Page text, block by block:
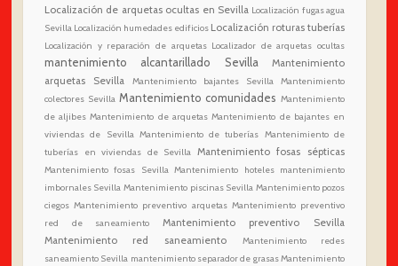
Localización de arquetas ocultas en Sevilla Localización fugas agua
Sevilla Localización humedades edificios Localización roturas tuberías
Localización y reparación de arquetas Localizador de arquetas ocultas
mantenimiento alcantarillado Sevilla
Mantenimiento
arquetas Sevilla
Mantenimiento bajantes Sevilla
Mantenimiento
colectores Sevilla Mantenimiento comunidades Mantenimiento
de aljibes Mantenimiento de arquetas Mantenimiento de bajantes en
viviendas de Sevilla Mantenimiento de tuberías Mantenimiento de
tuberías en viviendas de Sevilla Mantenimiento fosas sépticas
Mantenimiento fosas Sevilla Mantenimiento hoteles mantenimiento
imbornales Sevilla Mantenimiento piscinas Sevilla Mantenimiento pozos
ciegos Mantenimiento preventivo arquetas Mantenimiento preventivo
red de saneamiento
Mantenimiento preventivo Sevilla
Mantenimiento red saneamiento
Mantenimiento redes
saneamiento Sevilla mantenimiento separador de grasasMantenimiento